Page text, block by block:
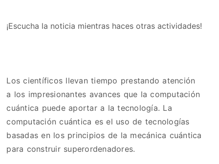
¡Escucha la noticia mientras haces otras actividades!
Los científicos llevan tiempo prestando atención
a los impresionantes avances que la computación
cuántica puede aportar a la tecnología. La
computación cuántica es el uso de tecnologías
basadas en los principios de la mecánica cuántica
para construir superordenadores.